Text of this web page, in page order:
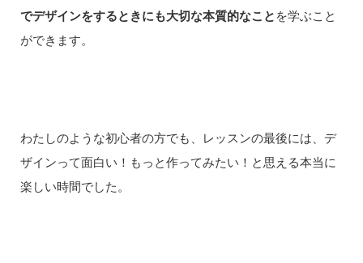
でデザインをするときにも大切な本質的なこと を学ぶこと
ができます。
わたしのような初心者の方でも、レッスンの最後には、デ
ザインって面白い！もっと作ってみたい！と思える本当に
楽しい時間でした。